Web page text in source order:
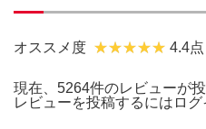
オススメ度 4.4点
現在、5264件のレビューが
レビューを投稿するには ロ